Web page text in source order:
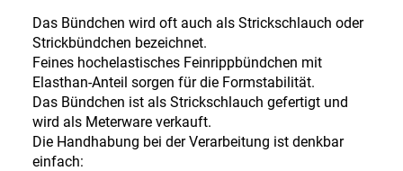
Das Bündchen wird oft auch als Strickschlauch oder
Strickbündchen bezeichnet.
Feines hochelastisches Feinrippbündchen mit
Elasthan-Anteil sorgen für die Formstabilität.
Das Bündchen ist als Strickschlauch gefertigt und
wird als Meterware verkauft.
Die Handhabung bei der Verarbeitung ist denkbar
einfach: